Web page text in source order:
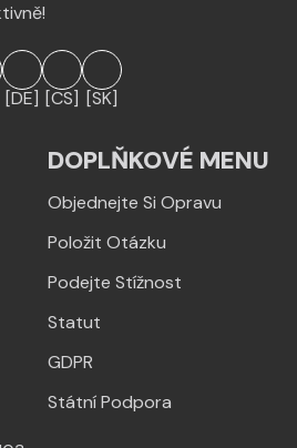
[DE] [CS] [SK]
DOPLŇKOVÉ MENU
Objednejte Si Opravu
Položit Otázku
Podejte Stížnost
Statut
GDPR
Státní Podpora